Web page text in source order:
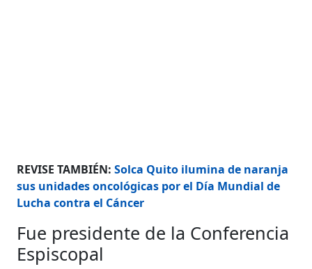
REVISE TAMBIÉN:Solca Quito ilumina de naranja
sus unidades oncológicas por el Día Mundial de
Lucha contra el Cáncer
Fue presidente de la Conferencia
Espiscopal